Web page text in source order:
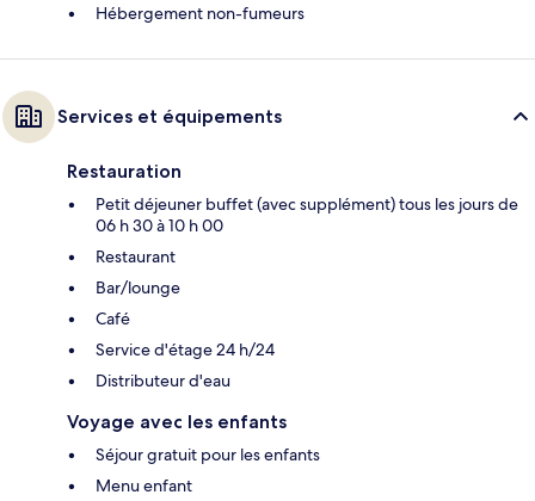
Hébergement non-fumeurs
Services et équipements
Restauration
Petit déjeuner buffet (avec supplément) tous les jours de
06 h 30 à 10 h 00
Restaurant
Bar/lounge
Café
Service d'étage 24 h/24
Distributeur d'eau
Voyage avec les enfants
Séjour gratuit pour les enfants
Menu enfant